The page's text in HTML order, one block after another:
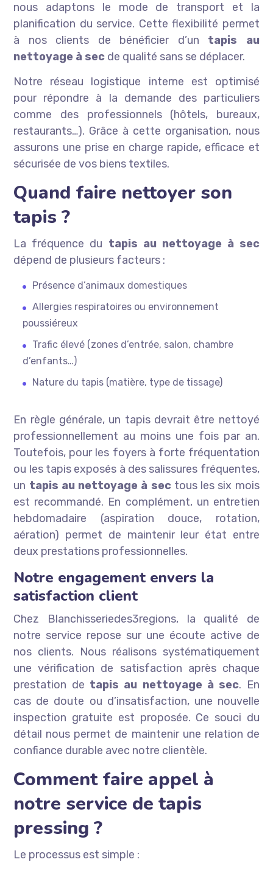
nous adaptons le mode de transport et la
planification du service. Cette flexibilité permet
à nos clients de bénéficier d’un tapis au
nettoyage à sec de qualité sans se déplacer.
Notre réseau logistique interne est optimisé
pour répondre à la demande des particuliers
comme des professionnels (hôtels, bureaux,
restaurants…). Grâce à cette organisation, nous
assurons une prise en charge rapide, efficace et
sécurisée de vos biens textiles.
Quand faire nettoyer son
tapis ?
La fréquence du tapis au nettoyage à sec
dépend de plusieurs facteurs :
Présence d’animaux domestiques
Allergies respiratoires ou environnement
poussiéreux
Trafic élevé (zones d’entrée, salon, chambre
d’enfants…)
Nature du tapis (matière, type de tissage)
En règle générale, un tapis devrait être nettoyé
professionnellement au moins une fois par an.
Toutefois, pour les foyers à forte fréquentation
ou les tapis exposés à des salissures fréquentes,
un tapis au nettoyage à sectous les six mois
est recommandé. En complément, un entretien
hebdomadaire (aspiration douce, rotation,
aération) permet de maintenir leur état entre
deux prestations professionnelles.
Notre engagement envers la
satisfaction client
Chez Blanchisseriedes3regions, la qualité de
notre service repose sur une écoute active de
nos clients. Nous réalisons systématiquement
une vérification de satisfaction après chaque
prestation de tapis au nettoyage à sec. En
cas de doute ou d’insatisfaction, une nouvelle
inspection gratuite est proposée. Ce souci du
détail nous permet de maintenir une relation de
confiance durable avec notre clientèle.
Comment faire appel à
notre service de tapis
pressing ?
Le processus est simple :